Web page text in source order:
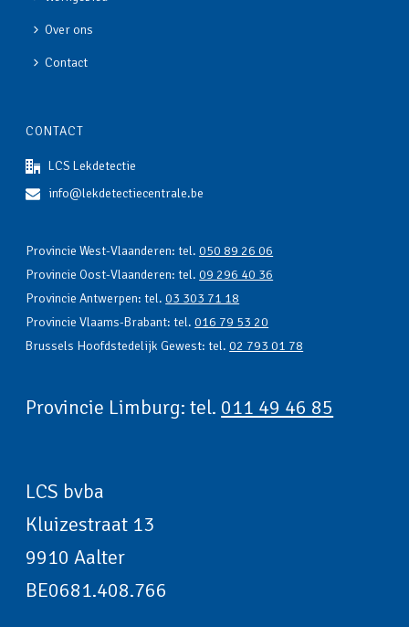
Over ons
Contact
CONTACT
LCS Lekdetectie
info@lekdetectiecentrale.be
Provincie West-Vlaanderen: tel.050 89 26 06
Provincie Oost-Vlaanderen: tel.09 296 40 36
Provincie Antwerpen: tel.03 303 71 18
Provincie Vlaams-Brabant: tel.016 79 53 20
Brussels Hoofdstedelijk Gewest: tel.02 793 01 78
Provincie Limburg: tel. 011 49 46 85
LCS bvba
Kluizestraat 13
9910 Aalter
BE0681.408.766